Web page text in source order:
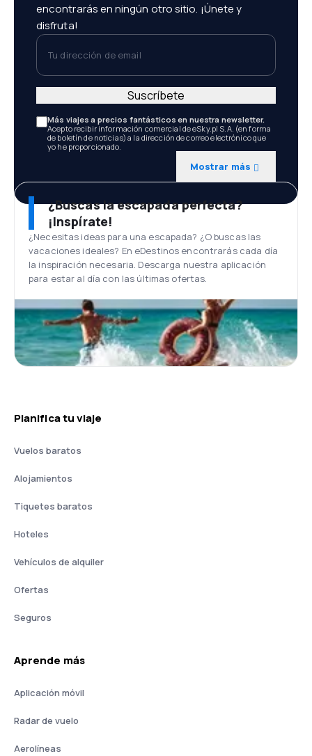
encontrarás en ningún otro sitio. ¡Únete y
disfruta!
Tu dirección de email
Más viajes a precios fantásticos en nuestra newsletter.
Acepto recibir información comercial de eSky.pl S.A. (en forma
de boletín de noticias) a la dirección de correo electrónico que
yo he proporcionado.
Mostrar más
Suscríbete
¿Buscas la escapada perfecta?
¡Inspírate!
¿Necesitas ideas para una escapada? ¿O buscas las
vacaciones ideales? En eDestinos encontrarás cada día
la inspiración necesaria. Descarga nuestra aplicación
para estar al día con las últimas ofertas.
Planifica tu viaje
Vuelos baratos
Alojamientos
Tiquetes baratos
Hoteles
Vehículos de alquiler
Ofertas
Seguros
Aprende más
Aplicación móvil
Radar de vuelo
Aerolíneas